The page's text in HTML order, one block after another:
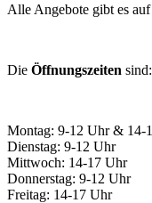
Alle Angebote gibt es
Die Öffnungszeiten sind:
Montag: 9-12 Uhr & 14-
Dienstag: 9-12 Uhr
Mittwoch: 14-17 Uhr
Donnerstag: 9-12 Uhr
Freitag: 14-17 Uhr